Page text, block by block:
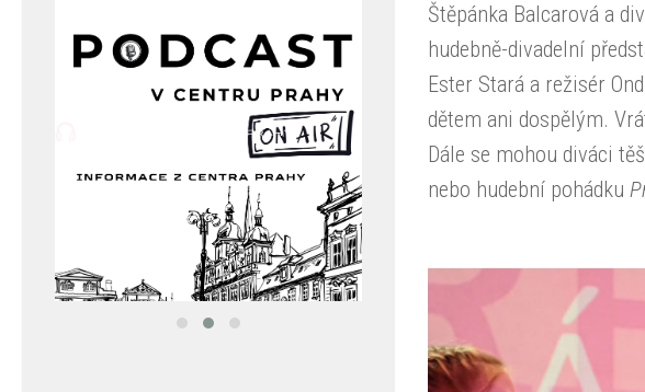
Štěpánka Balcarová a
hudebně-divadelní
Ester Stará a režisér
dětem ani dospělým.
Dále se mohou diváci
nebo hudební pohádku